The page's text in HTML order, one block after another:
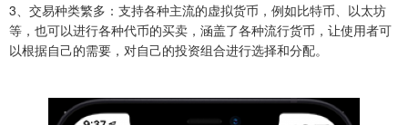
3、交易种类繁多：支持各种主流的虚拟货币，例如比特币、以太坊
等，也可以进行各种代币的买卖，涵盖了各种流行货币，让使用者可
以根据自己的需要，对自己的投资组合进行选择和分配。